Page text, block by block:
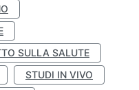
SULLA SALUTE
STUDI IN VIVO